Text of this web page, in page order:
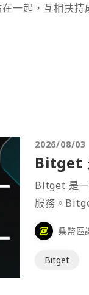
一起，互相扶持
2026/08/03
Bitget
Bitget 是
服務。
桑幣
Bitget